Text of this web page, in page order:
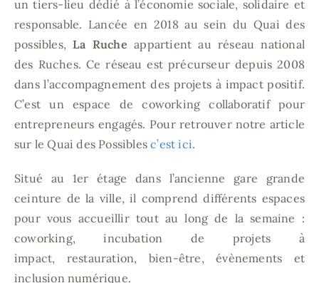
un tiers-lieu dédié à l’économie sociale, solidaire et
responsable. Lancée en 2018 au sein du Quai des
possibles,La Ruche appartient au réseau national
des Ruches. Ce réseau est précurseur depuis 2008
dans l’accompagnement des projets à impact positif.
C’est un espace de coworking collaboratif pour
entrepreneurs engagés. Pour retrouver notre article
sur le Quai des Possiblesc’est ici.
Situé au 1er étage dans l’ancienne gare grande
ceinture de la ville, il comprend différents espaces
pour vous accueillir tout au long de la semaine :
coworking, incubation de projets à
impact, restauration, bien-être, évènements et
inclusion numérique.